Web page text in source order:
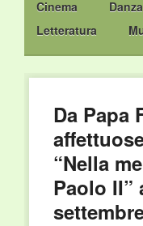
content
Cinema
Danza
Letteratura
Da Papa
“Nella
Paolo II”